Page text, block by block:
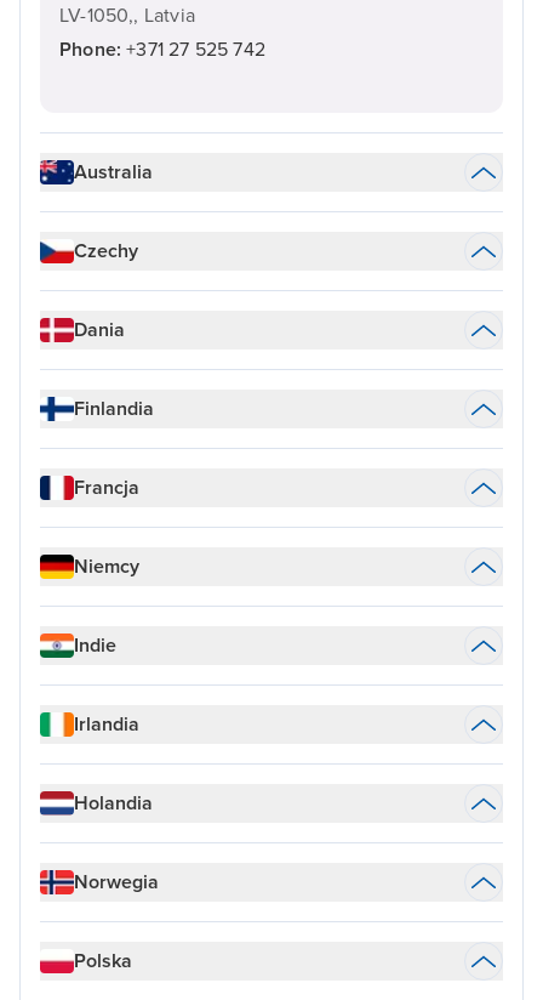
LV-1050,, Latvia
Phone: +371 27 525 742
Australia
Czechy
Dania
Finlandia
Francja
Niemcy
Indie
Irlandia
Holandia
Norwegia
Polska